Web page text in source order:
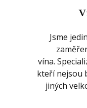
Jsme
vína.
kteří nejsou
jiných